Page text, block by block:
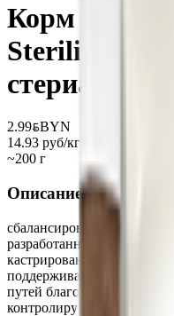
Корм сухой
Sterilization
2.99BYNBYN
14.93 руб/кг
~200 г
Описание
сбалансированный сухой
разработанный
кастрированных котов от
поддерживать
путей благодаря
контролируемому уровню